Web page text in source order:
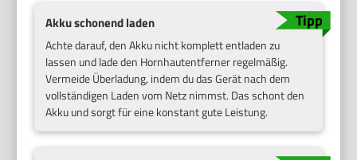
Akku schonend laden
Achte darauf, den Akku nicht komplett entladen zu
lassen und lade den Hornhautentferner regelmäßig.
Vermeide Überladung, indem du das Gerät nach dem
vollständigen Laden vom Netz nimmst. Das schont den
Akku und sorgt für eine konstant gute Leistung.